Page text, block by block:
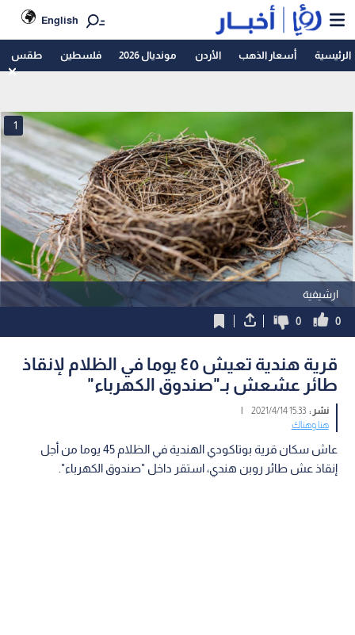
English
الرئيسية أسعار الذهب الأردن مونديال 2026 فلسطين طقس
ارشيفية
1
0
0
قرية هندية تعيش ٤٥ يوما في الظلام لإنقاذ
طائر عشعش بـ"صندوق الكهرباء"
نشر :15:33 2021/4/14
|
هنا وهناك
عاش سكان قرية بوتاكودي الهندية في الظلام 45 يوما من أجل
إنقاذ عش طائر روبن هندي، استقر داخل "صندوق الكهرباء".